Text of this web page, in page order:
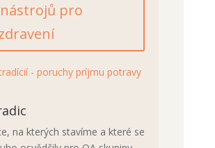
pro
na kterých stavíme a které se